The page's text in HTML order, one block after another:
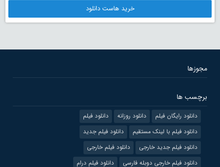
خرید هاست دانلود
مجوزها
برچسب ها
دانلود رایگان فیلم دانلود روزانه
دانلود فیلم
دانلود فیلم با لینک مستقیم
دانلود فیلم جدید
دانلود فیلم جدید خارجی
دانلود فیلم خارجی
دانلود فیلم خارجی دوبله فارسی
دانلود فیلم درام